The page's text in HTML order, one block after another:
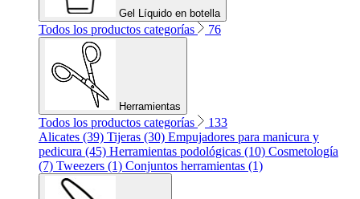
Gel Líquido en botella
Todos los productos categorías 76
Herramientas
Todos los productos categorías
133
Alicates (39) Tijeras (30) Empujadores para manicura y
pedicura (45) Herramientas podológicas (10) Cosmetología
(7) Tweezers (1) Conjuntos herramientas (1)